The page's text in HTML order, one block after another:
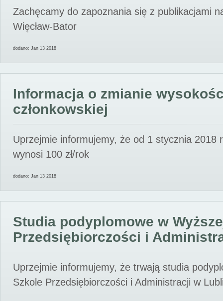
Zachęcamy do zapoznania się z publikacjami
Więcław-Bator
dodano: Jan 13 2018
Informacja o zmianie
członkowskiej
Uprzejmie informujemy, że od 1 stycznia 2018
wynosi 100 zł/rok
dodano: Jan 13 2018
Studia podyplomowe w
Przedsiębiorczości i
Uprzejmie informujemy, że trwają studia
Szkole Przedsiębiorczości i Administracji w